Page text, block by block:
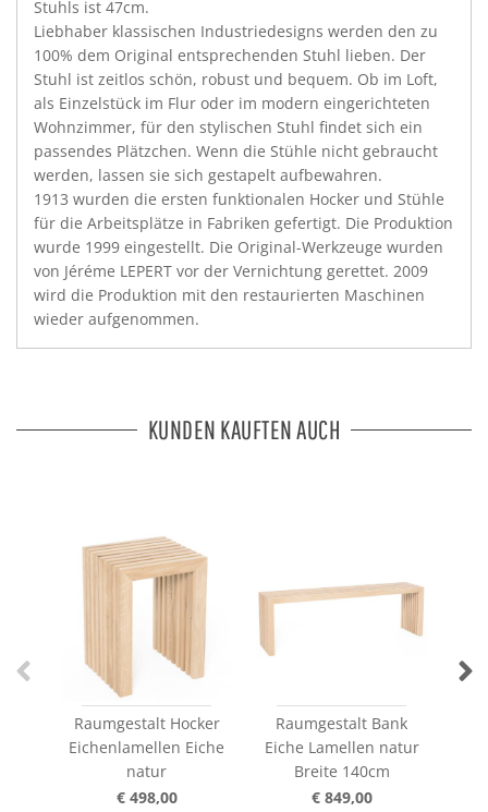
Stuhls ist 47cm.
Liebhaber klassischen Industriedesigns werden den zu
100% dem Original entsprechenden Stuhl lieben. Der
Stuhl ist zeitlos schön, robust und bequem. Ob im Loft,
als Einzelstück im Flur oder im modern eingerichteten
Wohnzimmer, für den stylischen Stuhl findet sich ein
passendes Plätzchen. Wenn die Stühle nicht gebraucht
werden, lassen sie sich gestapelt aufbewahren.
1913 wurden die ersten funktionalen Hocker und Stühle
für die Arbeitsplätze in Fabriken gefertigt. Die Produktion
wurde 1999 eingestellt. Die Original-Werkzeuge wurden
von Jéréme LEPERT vor der Vernichtung gerettet. 2009
wird die Produktion mit den restaurierten Maschinen
wieder aufgenommen.
KUNDEN KAUFTEN AUCH
Raumgestalt Hocker
Eichenlamellen Eiche
natur
€ 498,00
Raumgestalt Bank
Eiche Lamellen natur
Breite 140cm
€ 849,00